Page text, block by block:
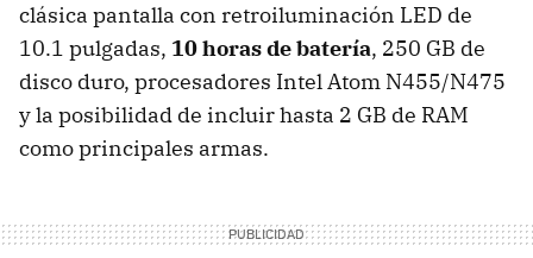
clásica pantalla con retroiluminación LED de
10.1 pulgadas, 10 horas de batería, 250 GB de
disco duro, procesadores Intel Atom N455/N475
y la posibilidad de incluir hasta 2 GB de RAM
como principales armas.